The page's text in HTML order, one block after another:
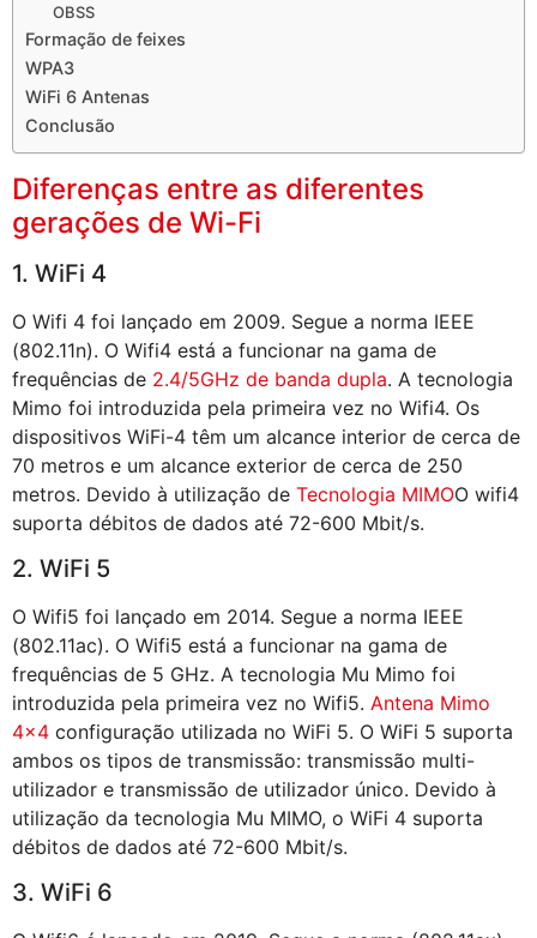
OBSS
Formação de feixes
WPA3
WiFi 6 Antenas
Conclusão
Diferenças entre as diferentes
gerações de Wi-Fi
1. WiFi 4
O Wifi 4 foi lançado em 2009. Segue a norma IEEE
(802.11n). O Wifi4 está a funcionar na gama de
frequências de 2.4/5GHz de banda dupla. A tecnologia
Mimo foi introduzida pela primeira vez no Wifi4. Os
dispositivos WiFi-4 têm um alcance interior de cerca de
70 metros e um alcance exterior de cerca de 250
metros. Devido à utilização de Tecnologia MIMOO wifi4
suporta débitos de dados até 72-600 Mbit/s.
2. WiFi 5
O Wifi5 foi lançado em 2014. Segue a norma IEEE
(802.11ac). O Wifi5 está a funcionar na gama de
frequências de 5 GHz. A tecnologia Mu Mimo foi
introduzida pela primeira vez no Wifi5. Antena Mimo
4×4 configuração utilizada no WiFi 5. O WiFi 5 suporta
ambos os tipos de transmissão: transmissão multi-
utilizador e transmissão de utilizador único. Devido à
utilização da tecnologia Mu MIMO, o WiFi 4 suporta
débitos de dados até 72-600 Mbit/s.
3. WiFi 6